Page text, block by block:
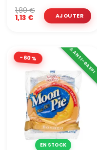
1,13 €
1,89 €
-60%
EN STOCK
⚠️ ANTI-GASPI